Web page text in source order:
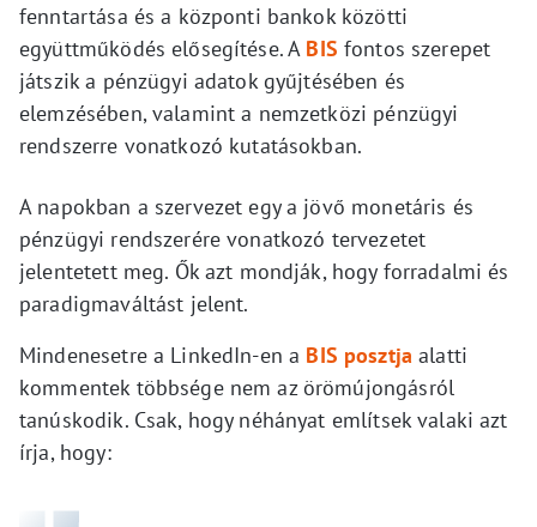
fenntartása és a központi bankok közötti
együttműködés elősegítése. A BIS fontos szerepet
játszik a pénzügyi adatok gyűjtésében és
elemzésében, valamint a nemzetközi pénzügyi
rendszerre vonatkozó kutatásokban.
A napokban a szervezet egy a jövő monetáris és
pénzügyi rendszerére vonatkozó tervezetet
jelentetett meg. Ők azt mondják, hogy forradalmi és
paradigmaváltást jelent.
Mindenesetre a LinkedIn-en a BIS posztja alatti
kommentek többsége nem az örömújongásról
tanúskodik. Csak, hogy néhányat említsek valaki azt
írja, hogy: